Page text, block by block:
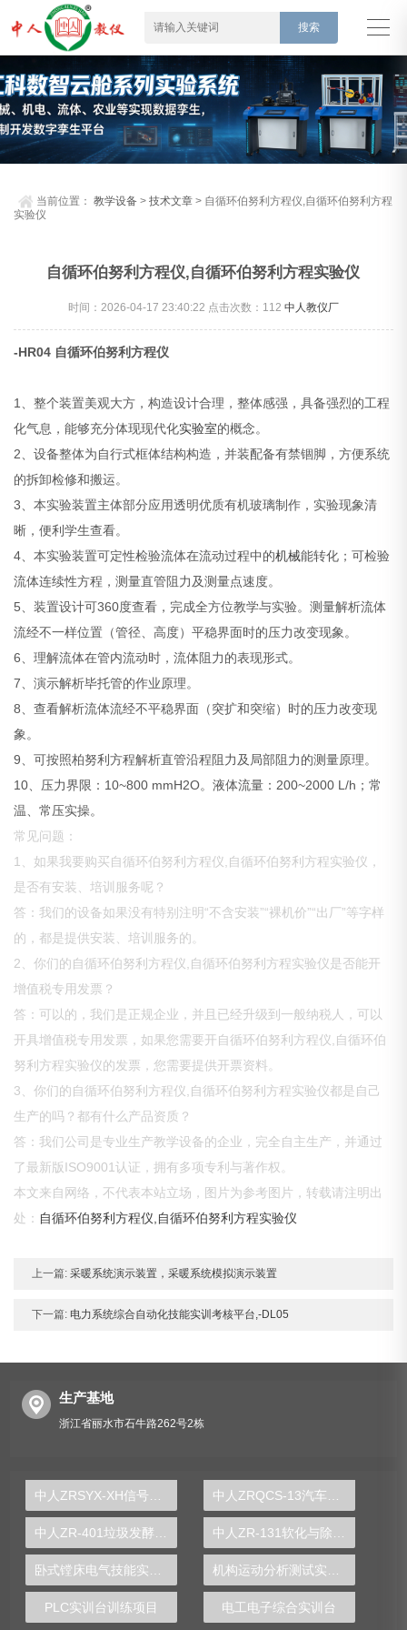
当前位置：教学设备 >技术文章 > 自循环伯努利方程仪,自循环伯努利方程
实验仪
自循环伯努利方程仪,自循环伯努利方程实验仪
时间：2026-04-17 23:40:22 点击次数： 112 中人教仪厂
-HR04 自循环伯努利方程仪
1、整个装置美观大方，构造设计合理，整体感强，具备强烈的工程
化气息，能够充分体现现代化实验室的概念。
2、设备整体为自行式框体结构构造，并装配备有禁锢脚，方便系统
的拆卸检修和搬运。
3、本实验装置主体部分应用透明优质有机玻璃制作，实验现象清
晰，便利学生查看。
4、本实验装置可定性检验流体在流动过程中的机械能转化；可检验
流体连续性方程，测量直管阻力及测量点速度。
5、装置设计可360度查看，完成全方位教学与实验。测量解析流体
流经不一样位置（管径、高度）平稳界面时的压力改变现象。
6、理解流体在管内流动时，流体阻力的表现形式。
7、演示解析毕托管的作业原理。
8、查看解析流体流经不平稳界面（突扩和突缩）时的压力改变现
象。
9、可按照柏努利方程解析直管沿程阻力及局部阻力的测量原理。
10、压力界限：10~800 mmH2O。液体流量：200~2000 L/h；常
温、常压实操。
常见问题：
1、如果我要购买自循环伯努利方程仪,自循环伯努利方程实验仪，
是否有安装、培训服务呢？
答：我们的设备如果没有特别注明“不含安装”“裸机价”“出厂”等字样
的，都是提供安装、培训服务的。
2、你们的自循环伯努利方程仪,自循环伯努利方程实验仪是否能开
增值税专用发票？
答：可以的，我们是正规企业，并且已经升级到一般纳税人，可以
开具增值税专用发票，如果您需要开自循环伯努利方程仪,自循环伯
努利方程实验仪的发票，您需要提供开票资料。
3、你们的自循环伯努利方程仪,自循环伯努利方程实验仪都是自己
生产的吗？都有什么产品资质？
答：我们公司是专业生产教学设备的企业，完全自主生产，并通过
了最新版ISO9001认证，拥有多项专利与著作权。
本文来自网络，不代表本站立场，图片为参考图片，转载请注明出
处： 自循环伯努利方程仪,自循环伯努利方程实验仪
上一篇: 采暖系统演示装置，采暖系统模拟演示装置
下一篇: 电力系统综合自动化技能实训考核平台,-DL05
生产基地
浙江省丽水市石牛路262号2栋
PLC实训台训练项目 电工电子综合实训台